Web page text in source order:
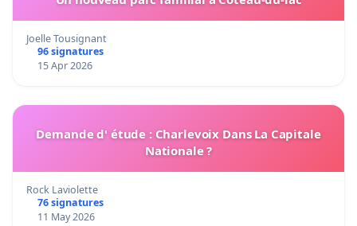
Joelle Tousignant
96 signatures
15 Apr 2026
Demande d' étude : Charlevoix Dans La Capitale
Nationale ?
Rock Laviolette
76 signatures
11 May 2026